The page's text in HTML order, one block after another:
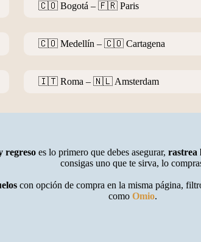
🇨🇴 Bogotá – 🇫🇷 Paris
🇨🇴 Medellín – 🇨🇴 Cartagena
🇮🇹 Roma – 🇳🇱 Amsterdam
regreso es lo primero que debes asegurar, rastrea
consigas uno que te sirva, lo
con opción de compra en la misma página,
como Omio.